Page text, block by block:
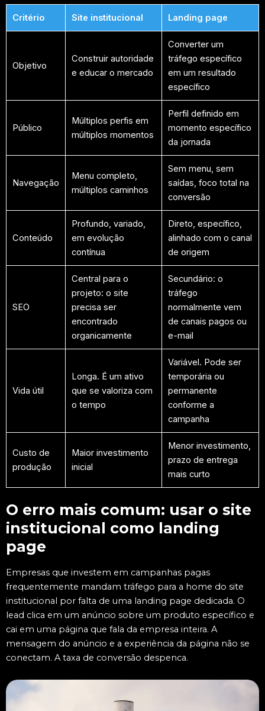
Critério Site institucional Landing page
Objetivo
Construir autoridade
e educar o mercado
Converter um
tráfego específico
em um resultado
específico
Público
Múltiplos perfis em
múltiplos momentos
Perfil definido em
momento específico
da jornada
Navegação
Menu completo,
múltiplos caminhos
Sem menu, sem
saídas, foco total na
conversão
Conteúdo
Profundo, variado,
em evolução
contínua
Direto, específico,
alinhado com o canal
de origem
SEO
Central para o
projeto: o site
precisa ser
encontrado
organicamente
Secundário: o
tráfego
normalmente vem
de canais pagos ou
e-mail
Vida útil
Longa. É um ativo
que se valoriza com
o tempo
Variável. Pode ser
temporária ou
permanente
conforme a
campanha
Custo de
produção
Maior investimento
inicial
Menor investimento,
prazo de entrega
mais curto
O erro mais comum: usar o site
institucional como landing
page
Empresas que investem em campanhas pagas
frequentemente mandam tráfego para a home do site
institucional por falta de uma landing page dedicada. O
lead clica em um anúncio sobre um produto específico e
cai em uma página que fala da empresa inteira. A
mensagem do anúncio e a experiência da página não se
conectam. A taxa de conversão despenca.